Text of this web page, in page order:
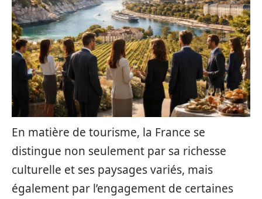
En matière de tourisme, la France se
distingue non seulement par sa richesse
culturelle et ses paysages variés, mais
également par l’engagement de certaines